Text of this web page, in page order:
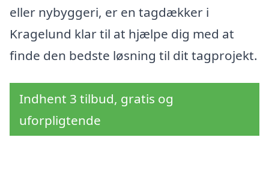
eller nybyggeri, er en tagdækker i
Kragelund klar til at hjælpe dig med at
finde den bedste løsning til dit tagprojekt.
Indhent 3 tilbud, gratis og
uforpligtende